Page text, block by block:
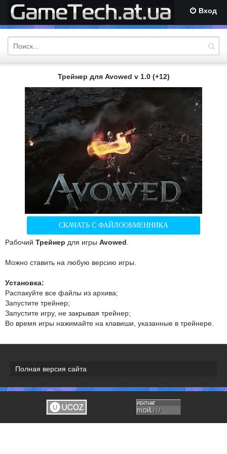
Вход
Трейнер для Avowed v 1.0 (+12)
СКАЧАТЬ С ФАЙЛООБМЕННИКА
Рабочий Трейнер для игры Avowed
Можно ставить на любую версию игры.
Установка:
Распакуйте все файлы из архива;
Запустите трейнер;
Запустите игру, не закрывая трейнер;
Во время игры нажимайте на клавиши, указанные в трейнере.
Полная версия сайта